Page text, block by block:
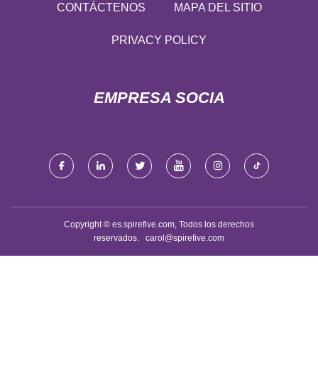
CONTÁCTENOS MAPA DEL SITIO
PRIVACY POLICY
EMPRESA SOCIA
Copyright © es.spirefive.com, Todos los derechos
reservados. carol@spirefive.com